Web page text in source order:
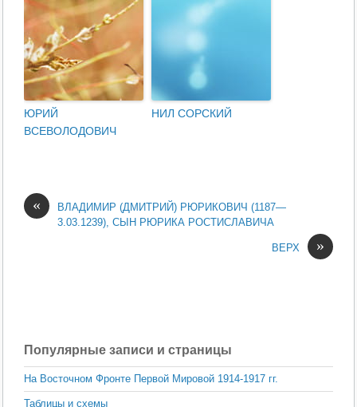
ЮРИЙ
ВСЕВОЛОДОВИЧ
НИЛ СОРСКИЙ
«
ВЛАДИМИР (ДМИТРИЙ) РЮРИКОВИЧ (1187—
3.03.1239), СЫН РЮРИКА РОСТИСЛАВИЧА
»
ВЕРХ
Популярные записи и страницы
На Восточном Фронте Первой Мировой 1914-1917 гг.
Таблицы и схемы